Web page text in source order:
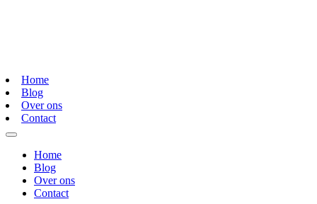
Home
Blog
Over ons
Contact
Home
Blog
Over ons
Contact